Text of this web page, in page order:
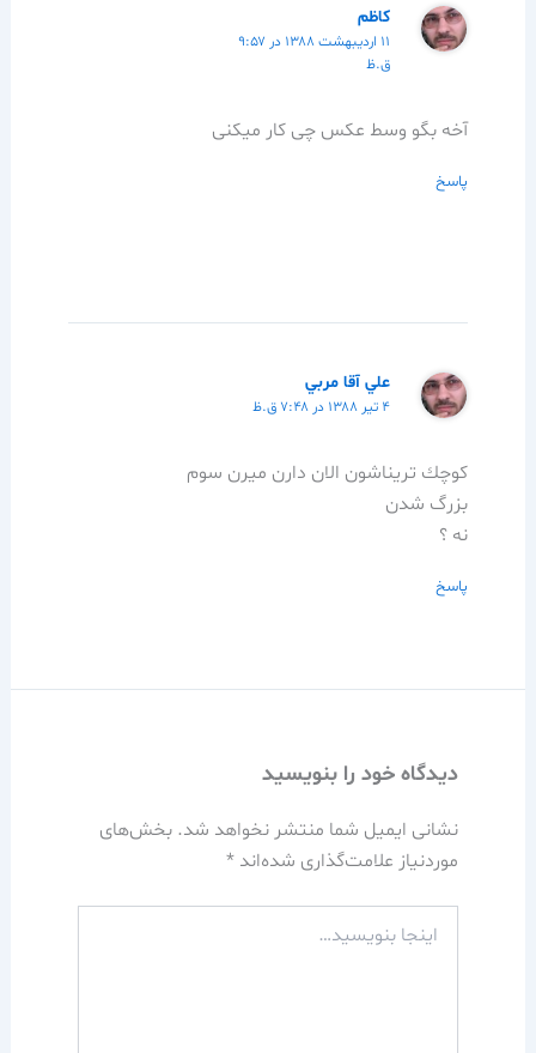
کاظم
۱۱ اردیبهشت ۱۳۸۸ در ۹:۵۷
ق.ظ
آخه بگو وسط عکس چی کار میکنی
پاسخ
علي آقا مربي
۴ تیر ۱۳۸۸ در ۷:۴۸ ق.ظ
كوچك تريناشون الان دارن ميرن سوم
بزرگ شدن
نه ؟
پاسخ
دیدگاه‌ خود را بنویسید
نشانی ایمیل شما منتشر نخواهد شد. بخش‌های
موردنیاز علامت‌گذاری شده‌اند *
بنویسید…